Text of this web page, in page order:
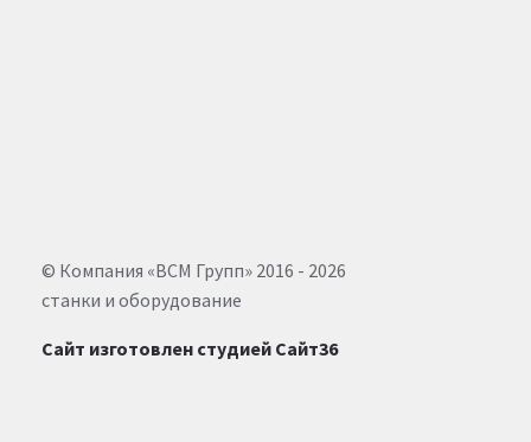
© Компания «ВСМ Групп» 2016 - 2026
станки и оборудование
Сайт изготовлен студией Сайт36